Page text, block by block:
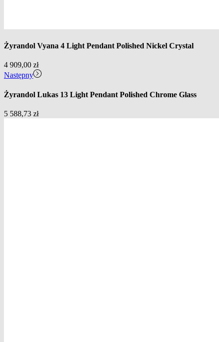
Żyrandol Vyana 4 Light Pendant Polished Nickel Crystal
4 909,00 zł
Następny
Żyrandol Lukas 13 Light Pendant Polished Chrome Glass
5 588,73 zł